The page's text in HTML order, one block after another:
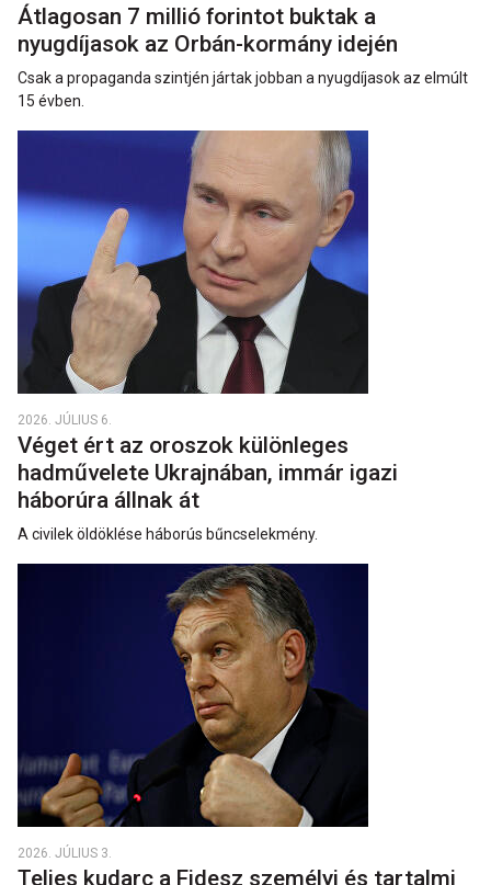
Átlagosan 7 millió forintot buktak a
nyugdíjasok az Orbán-kormány idején
Csak a propaganda szintjén jártak jobban a nyugdíjasok az elmúlt
15 évben.
2026. JÚLIUS 6.
Véget ért az oroszok különleges
hadművelete Ukrajnában, immár igazi
háborúra állnak át
A civilek öldöklése háborús bűncselekmény.
2026. JÚLIUS 3.
Teljes kudarc a Fidesz személyi és tartalmi